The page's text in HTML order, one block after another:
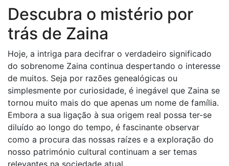
Descubra o mistério por
trás de Zaina
Hoje, a intriga para decifrar o verdadeiro significado
do sobrenome Zaina continua despertando o interesse
de muitos. Seja por razões genealógicas ou
simplesmente por curiosidade, é inegável que Zaina se
tornou muito mais do que apenas um nome de família.
Embora a sua ligação à sua origem real possa ter-se
diluído ao longo do tempo, é fascinante observar
como a procura das nossas raízes e a exploração do
nosso património cultural continuam a ser temas
relevantes na sociedade atual.